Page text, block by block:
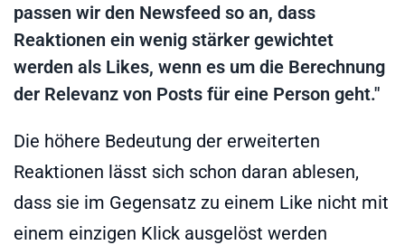
passen wir den Newsfeed so an, dass
Reaktionen ein wenig stärker gewichtet
werden als Likes, wenn es um die Berechnung
der Relevanz von Posts für eine Person geht."
Die höhere Bedeutung der erweiterten
Reaktionen lässt sich schon daran ablesen,
dass sie im Gegensatz zu einem Like nicht mit
einem einzigen Klick ausgelöst werden